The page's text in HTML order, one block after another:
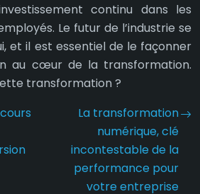
continu dans les
Le futur de l’industrie se
et il est essentiel de le façonner
au cœur de la transformation.
transformation ?
La transformation
numérique, clé
incontestable de la
performance pour
votre entreprise